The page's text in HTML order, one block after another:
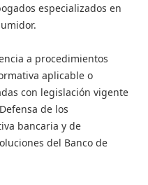
especializados en
a procedimientos
aplicable o
con legislación vigente
de los
bancaria y de
del Banco de